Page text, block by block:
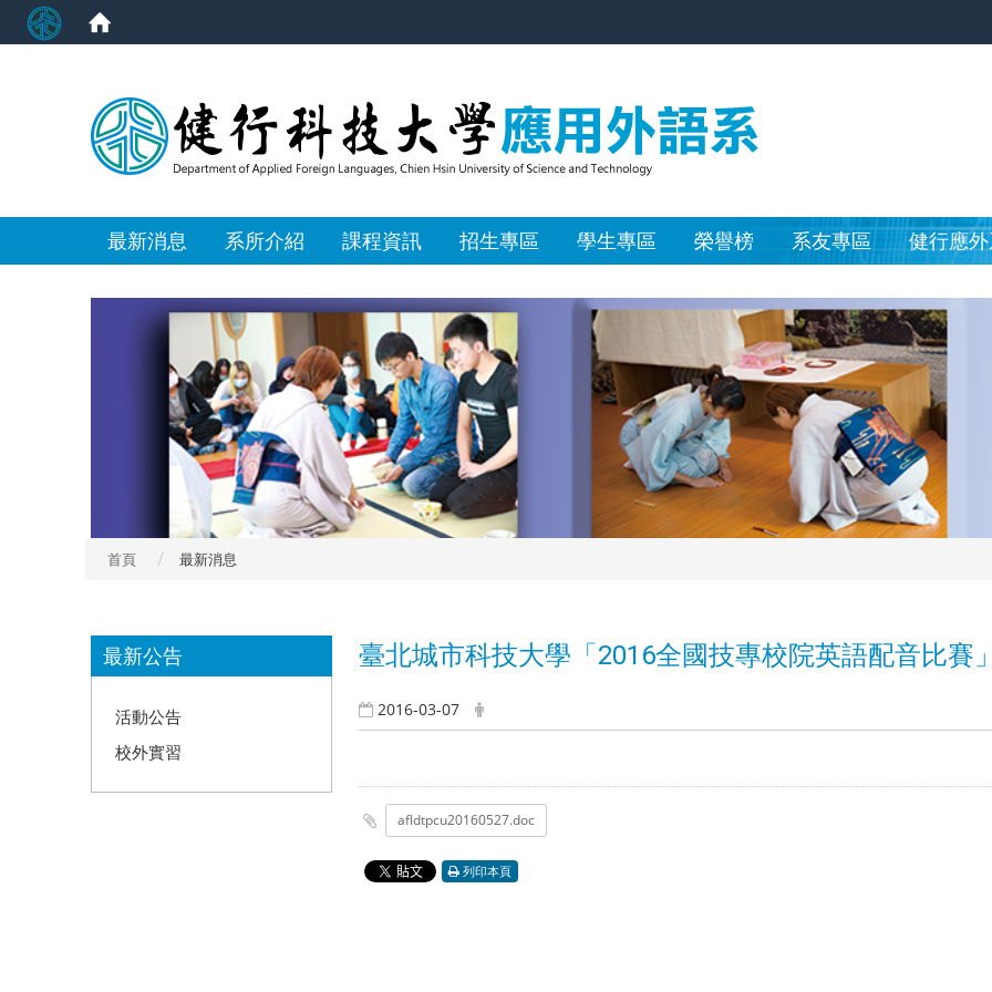
最新消息 系所介紹 課程資訊 招生專區 學生專區 榮譽榜 系友專區 健行應
首頁 最新消息
最新公告
活動公告
校外實習
臺北城市科技大學「2016全國技專校院英語配音比賽
2016-03-07
afldtpcu20160527.doc
列印本頁